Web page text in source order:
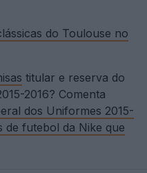
do Toulouse no
titular e reserva do
2016? Comenta
dos Uniformes 2015-
de futebol da Nike que